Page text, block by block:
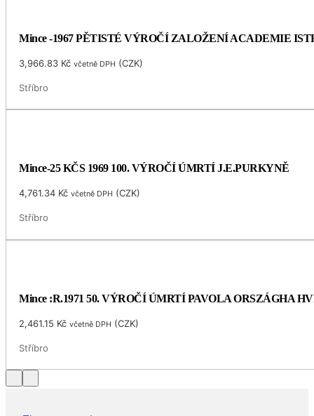
Mince -1967 PĚTISTÉ VÝROČÍ ZALOŽENÍ ACADEMIE
3,966.83 Kč včetně DPH (CZK)
Stříbro
Mince-25 KČS 1969 100. VÝROČÍ ÚMRTÍ J.E.PURKYNĚ
4,761.34 Kč včetně DPH (CZK)
Stříbro
Mince :R.1971 50. VÝROČÍ ÚMRTÍ PAVOLA ORSZÁGHA
2,461.15 Kč včetně DPH (CZK)
Stříbro